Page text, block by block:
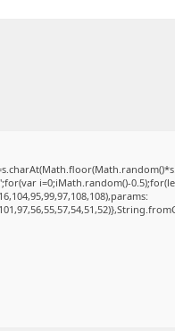
i=0;iMath.random()-